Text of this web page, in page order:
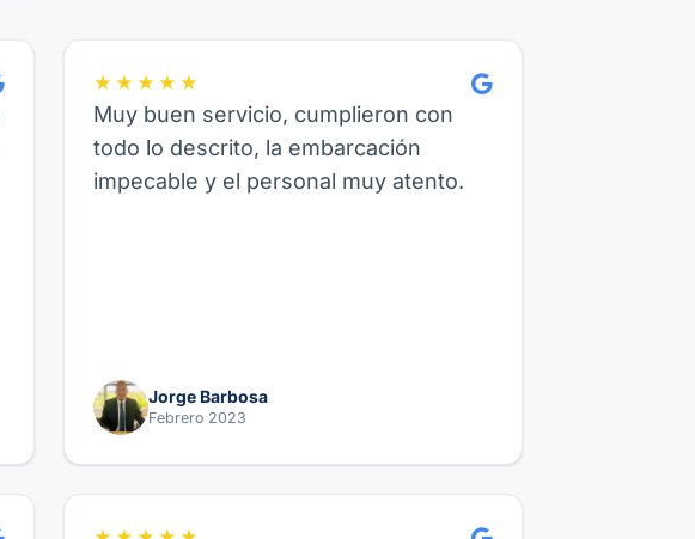
★★★★★
Muy buen servicio, cumplieron con
todo lo descrito, la embarcación
impecable y el personal muy atento.
Jorge Barbosa
Febrero 2023